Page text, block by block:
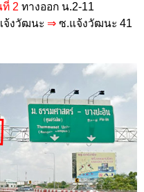
2 ทางออก น.2-11
จ้งวัฒนะ ⇒ ซ.แจ้งวัฒนะ 41